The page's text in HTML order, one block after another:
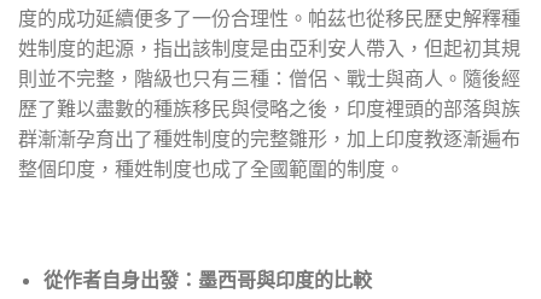
度的成功延續便多了一份合理性。帕茲也從移民歷史解釋種
姓制度的起源，指出該制度是由亞利安人帶入，但起初其規
則並不完整，階級也只有三種：僧侶、戰士與商人。隨後經
歷了難以盡數的種族移民與侵略之後，印度裡頭的部落與族
群漸漸孕育出了種姓制度的完整雛形，加上印度教逐漸遍布
整個印度，種姓制度也成了全國範圍的制度。
從作者自身出發：墨西哥與印度的比較